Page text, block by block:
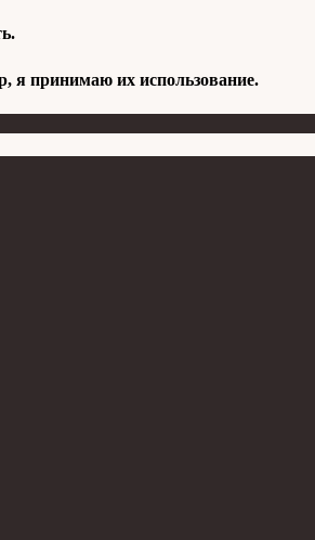
я принимаю их использование.